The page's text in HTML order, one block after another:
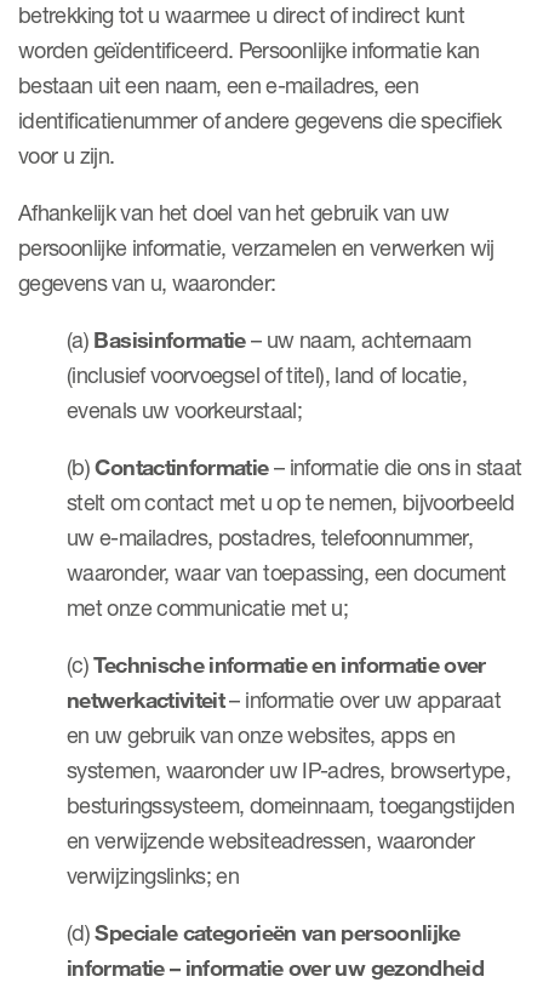
betrekking tot u waarmee u direct of indirect kunt
worden geïdentificeerd. Persoonlijke informatie kan
bestaan uit een naam, een e-mailadres, een
identificatienummer of andere gegevens die specifiek
voor u zijn.
Afhankelijk van het doel van het gebruik van uw
persoonlijke informatie, verzamelen en verwerken wij
gegevens van u, waaronder:
(a) Basisinformatie– uw naam, achternaam
(inclusief voorvoegsel of titel), land of locatie,
evenals uw voorkeurstaal;
(b)Contactinformatie– informatie die ons in staat
stelt om contact met u op te nemen, bijvoorbeeld
uw e-mailadres, postadres, telefoonnummer,
waaronder, waar van toepassing, een document
met onze communicatie met u;
(c)Technische informatie en informatie over
netwerkactiviteit– informatie over uw apparaat
en uw gebruik van onze websites, apps en
systemen, waaronder uw IP-adres, browsertype,
besturingssysteem, domeinnaam, toegangstijden
en verwijzende websiteadressen, waaronder
verwijzingslinks; en
(d)Speciale categorieën van persoonlijke
informatie – informatie over uw gezondheid